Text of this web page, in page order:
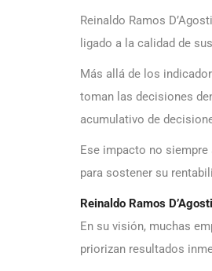
Reinaldo Ramos
ligado a la calidad de
Más allá de los
toman las decisiones
acumulativo de
Ese impacto no
para sostener su
Reinaldo Ramos
En su visión, muchas
priorizan resultados